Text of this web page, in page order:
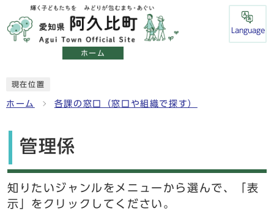
ホーム
Language
現在位置
ホーム 各課の窓口（窓口や組織で探す）
管理係
知りたいジャンルをメニューから選んで、「表
示」をクリックしてください。